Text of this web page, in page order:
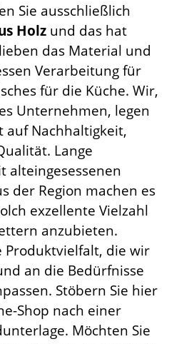
Sie ausschließlich
Holz und das hat
das Material und
Verarbeitung für
für die Küche. Wir,
Unternehmen, legen
auf Nachhaltigkeit,
Lange
alteingesessenen
der Region machen es
exzellente Vielzahl
anzubieten.
Produktvielfalt, die wir
an die Bedürfnisse
Stöbern Sie hier
Shop nach einer
Möchten Sie